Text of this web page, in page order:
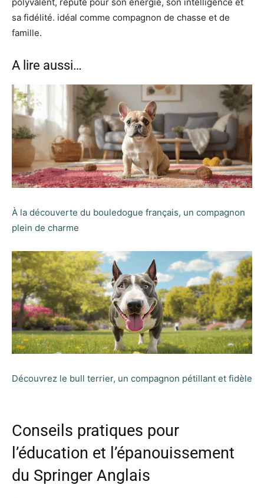
A lire aussi…
À la découverte du bouledogue français, un compagnon
plein de charme
Découvrez le bull terrier, un compagnon pétillant et fidèle
Conseils pratiques pour
l’éducation et l’épanouissement
du Springer Anglais